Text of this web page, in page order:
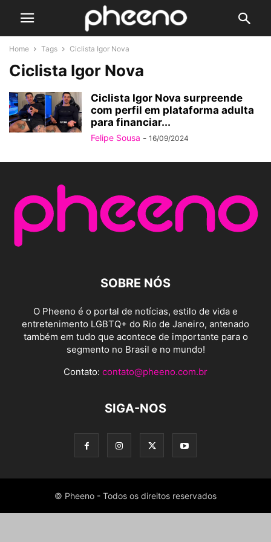
Home Tags Ciclista Igor Nova
Ciclista Igor Nova
Ciclista Igor Nova surpreende
com perfil em plataforma adulta
para financiar...
Felipe Sousa - 16/09/2024
SOBRE NÓS
O Pheeno é o portal de notícias, estilo de vida e
entretenimento LGBTQ+ do Rio de Janeiro, antenado
também em tudo que acontece de importante para o
segmento no Brasil e no mundo!
Contato: contato@pheeno.com.br
SIGA-NOS
© Pheeno - Todos os direitos reservados